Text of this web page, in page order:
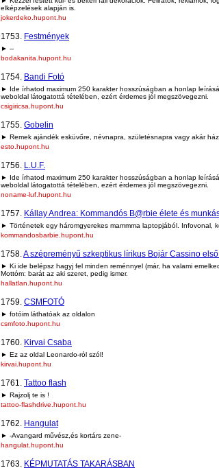
elképzelések alapján is.
jokerdeko.hupont.hu
1753. Festmények
► --
bodakanita.hupont.hu
1754. Bandi Fotó
► Ide írhatod maximum 250 karakter hosszúságban a honlap
weboldal látogatottá tételében, ezért érdemes jól megszövegezni.
csigiricsa.hupont.hu
1755. Gobelin
► Remek ajándék esküvőre, névnapra, születésnapra vagy akár
esto.hupont.hu
1756. L.U.F.
► Ide írhatod maximum 250 karakter hosszúságban a honlap
weboldal látogatottá tételében, ezért érdemes jól megszövegezni.
noname-luf.hupont.hu
1757. Kállay Andrea: Kommandós B@rbie élete és
► Történetek egy háromgyerekes mammma laptopjából. Infovonal,
kommandosbarbie.hupont.hu
1758.A szépreményű szkeptikus lírikus Bojár Cassino
► Ki ide belépsz hagyj fel minden reménnyel (már, ha valami
Mottóm: barát az aki szeret, pedig ismer.
hallatlan.hupont.hu
1759. CSMFOTÓ
► fotóim láthatóak az oldalon
csmfoto.hupont.hu
1760. Kirvai Csaba
► Ez az oldal Leonardo-ról szól!
kirvai.hupont.hu
1761. Tattoo flash
► Rajzolj te is !
tattoo-flashdrive.hupont.hu
1762. Hangulat
► -Avangard művész,és kortárs zene-
hangulat.hupont.hu
1763. KÉPMUTATÁS TAKARÁSBAN